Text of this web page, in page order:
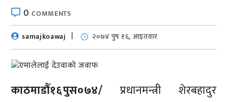
0COMMENTS
samajkoawaj
२०७४ पुष १६, आइतवार
काठमाडौँ१६पुस०७४/ प्रधानमन्त्री शेरबहादुर